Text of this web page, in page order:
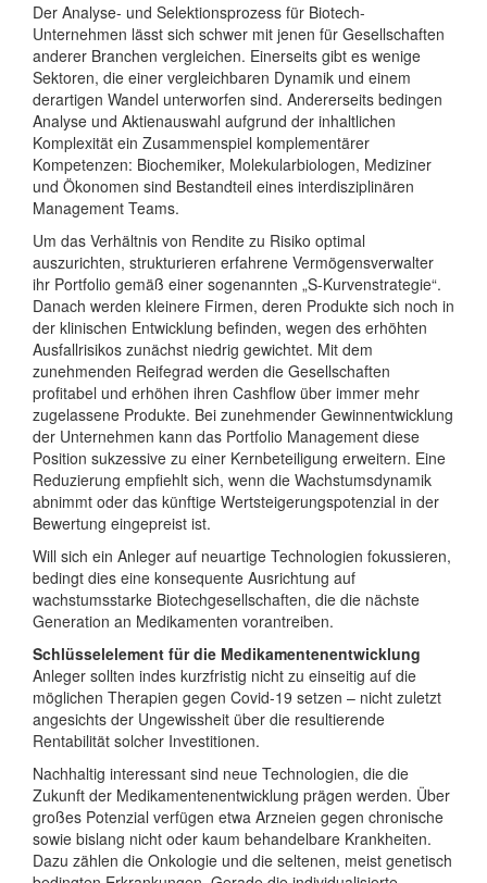
Der Analyse- und Selektionsprozess für Biotech-
Unternehmen lässt sich schwer mit jenen für Gesellschaften
anderer Branchen vergleichen. Einerseits gibt es wenige
Sektoren, die einer vergleichbaren Dynamik und einem
derartigen Wandel unterworfen sind. Andererseits bedingen
Analyse und Aktienauswahl aufgrund der inhaltlichen
Komplexität ein Zusammenspiel komplementärer
Kompetenzen: Biochemiker, Molekularbiologen, Mediziner
und Ökonomen sind Bestandteil eines interdisziplinären
Management Teams.
Um das Verhältnis von Rendite zu Risiko optimal
auszurichten, strukturieren erfahrene Vermögensverwalter
ihr Portfolio gemäß einer sogenannten „S-Kurvenstrategie“.
Danach werden kleinere Firmen, deren Produkte sich noch in
der klinischen Entwicklung befinden, wegen des erhöhten
Ausfallrisikos zunächst niedrig gewichtet. Mit dem
zunehmenden Reifegrad werden die Gesellschaften
profitabel und erhöhen ihren Cashflow über immer mehr
zugelassene Produkte. Bei zunehmender Gewinnentwicklung
der Unternehmen kann das Portfolio Management diese
Position sukzessive zu einer Kernbeteiligung erweitern. Eine
Reduzierung empfiehlt sich, wenn die Wachstumsdynamik
abnimmt oder das künftige Wertsteigerungspotenzial in der
Bewertung eingepreist ist.
Will sich ein Anleger auf neuartige Technologien fokussieren,
bedingt dies eine konsequente Ausrichtung auf
wachstumsstarke Biotechgesellschaften, die die nächste
Generation an Medikamenten vorantreiben.
Schlüsselelement für die Medikamentenentwicklung
Anleger sollten indes kurzfristig nicht zu einseitig auf die
möglichen Therapien gegen Covid-19 setzen – nicht zuletzt
angesichts der Ungewissheit über die resultierende
Rentabilität solcher Investitionen.
Nachhaltig interessant sind neue Technologien, die die
Zukunft der Medikamentenentwicklung prägen werden. Über
großes Potenzial verfügen etwa Arzneien gegen chronische
sowie bislang nicht oder kaum behandelbare Krankheiten.
Dazu zählen die Onkologie und die seltenen, meist genetisch